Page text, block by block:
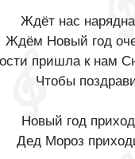
Ждёт нас
Ждём Новый год
пришла к нам
Чтобы
Новый год
Дед Мороз